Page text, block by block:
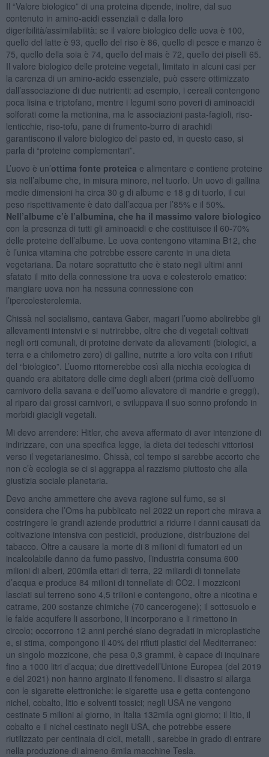
Il “Valore biologico” di una proteina dipende, inoltre, dal suo
contenuto in amino-acidi essenziali e dalla loro
digeribilità/assimilabilità: se il valore biologico delle uova è 100,
quello del latte è 93, quello del riso è 86, quello di pesce e manzo è
75, quello della soia è 74, quello del mais è 72, quello dei piselli 65.
Il valore biologico delle proteine vegetali, limitato in alcuni casi per
la carenza di un amino-acido essenziale, può essere ottimizzato
dall’associazione di due nutrienti: ad esempio, i cereali contengono
poca lisina e triptofano, mentre i legumi sono poveri di aminoacidi
solforati come la metionina, ma le associazioni pasta-fagioli, riso-
lenticchie, riso-tofu, pane di frumento-burro di arachidi
garantiscono il valore biologico del pasto ed, in questo caso, si
parla di “proteine complementari”.
L’uovo è un’ottima fonte proteica e alimentare e contiene proteine
sia nell’albume che, in misura minore, nel tuorlo. Un uovo di gallina
medie dimensioni ha circa 30 g di albume e 18 g di tuorlo, il cui
peso rispettivamente è dato dall’acqua per l’85% e il 50%.
Nell’albume c’è l’albumina, che ha il massimo valore biologico
con la presenza di tutti gli aminoacidi e che costituisce il 60-70%
delle proteine dell’albume. Le uova contengono vitamina B12, che
è l’unica vitamina che potrebbe essere carente in una dieta
vegetariana. Da notare soprattutto che è stato negli ultimi anni
sfatato il mito della connessione tra uova e colesterolo ematico:
mangiare uova non ha nessuna connessione con
l’ipercolesterolemia.
Chissà nel socialismo, cantava Gaber, magari l’uomo abolirebbe gli
allevamenti intensivi e si nutrirebbe, oltre che di vegetali coltivati
negli orti comunali, di proteine derivate da allevamenti (biologici, a
terra e a chilometro zero) di galline, nutrite a loro volta con i rifiuti
del “biologico”. L’uomo ritornerebbe così alla nicchia ecologica di
quando era abitatore delle cime degli alberi (prima cioè dell’uomo
carnivoro della savana e dell’uomo allevatore di mandrie e greggi),
al riparo dai grossi carnivori, e sviluppava il suo sonno profondo in
morbidi giacigli vegetali.
Mi devo arrendere: Hitler, che aveva affermato di aver intenzione di
indirizzare, con una specifica legge, la dieta dei tedeschi vittoriosi
verso il vegetarianesimo. Chissà, col tempo si sarebbe accorto che
non c’è ecologia se ci si aggrappa al razzismo piuttosto che alla
giustizia sociale planetaria.
Devo anche ammettere che aveva ragione sul fumo, se si
considera che l’Oms ha pubblicato nel 2022 un report che mirava a
costringere le grandi aziende produttrici a ridurre i danni causati da
coltivazione intensiva con pesticidi, produzione, distribuzione del
tabacco. Oltre a causare la morte di 8 milioni di fumatori ed un
incalcolabile danno da fumo passivo, l’industria consuma 600
milioni di alberi, 200mila ettari di terra, 22 miliardi di tonnellate
d’acqua e produce 84 milioni di tonnellate di CO2. I mozziconi
lasciati sul terreno sono 4,5 trilioni e contengono, oltre a nicotina e
catrame, 200 sostanze chimiche (70 cancerogene); il sottosuolo e
le falde acquifere li assorbono, li incorporano e li rimettono in
circolo; occorrono 12 anni perché siano degradati in microplastiche
e, si stima, compongono il 40% dei rifiuti plastici del Mediterraneo:
un singolo mozzicone, che pesa 0,3 grammi, è capace di inquinare
fino a 1000 litri d’acqua; due direttivedell’Unione Europea (del 2019
e del 2021) non hanno arginato il fenomeno. Il disastro si allarga
con le sigarette elettroniche: le sigarette usa e getta contengono
nichel, cobalto, litio e solventi tossici; negli USA ne vengono
cestinate 5 milioni al giorno, in Italia 132mila ogni giorno; il litio, il
cobalto e il nichel cestinato negli USA, che potrebbe essere
riutilizzato per centinaia di cicli, metalli , sarebbe in grado di entrare
nella produzione di almeno 6mila macchine Tesla.